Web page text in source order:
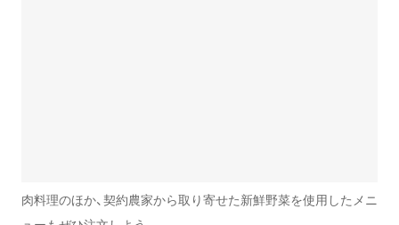
肉料理のほか、契約農家から取り寄せた新鮮野菜を使用したメニ